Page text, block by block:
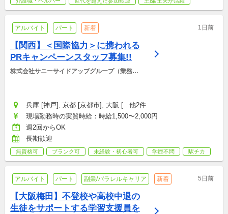
アルバイト パート 新着 1日前
【関西】＜国際協力＞に携われる
PRキャンペーンスタッフ募集!!
株式会社サニーサイドアップグループ（業務運
兵庫 [神戸], 京都 [京都市], 大阪 [...他2件
現場勤務時の実質時給：時給1,500〜2,000円
週2回からOK
長期歓迎
無資格可 ブランク可 未経験・初心者可 学歴不問 駅チカ
アルバイト パート 副業/パラレルキャリア 新着 5日前
【大阪梅田】不登校や高校中退の
生徒をサポートする学習支援員を